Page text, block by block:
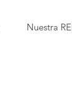
Nuestra